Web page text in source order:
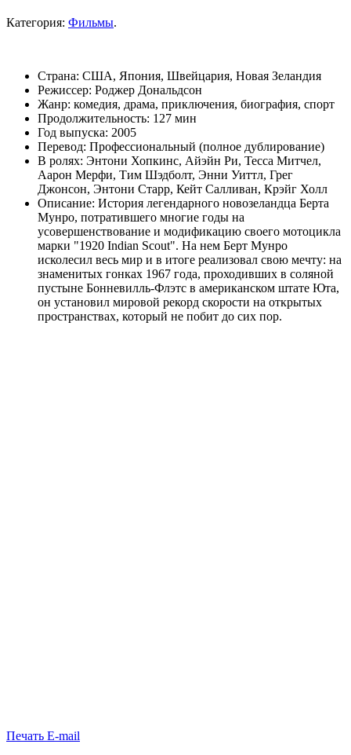
Категория: Фильмы.
Страна: США, Япония, Швейцария, Новая Зеландия
Режиссер: Роджер Дональдсон
Жанр: комедия, драма, приключения, биография, спорт
Продолжительность: 127 мин
Год выпуска: 2005
Перевод: Профессиональный (полное дублирование)
В ролях: Энтони Хопкинс, Айэйн Ри, Тесса Митчел,
Аарон Мерфи, Тим Шэдболт, Энни Уиттл, Грег
Джонсон, Энтони Старр, Кейт Салливан, Крэйг Холл
Описание: История легендарного новозеландца Берта
Мунро, потратившего многие годы на
усовершенствование и модификацию своего мотоцикла
марки "1920 Indian Scout". На нем Берт Мунро
исколесил весь мир и в итоге реализовал свою мечту: на
знаменитых гонках 1967 года, проходивших в соляной
пустыне Бонневилль-Флэтс в американском штате Юта,
он установил мировой рекорд скорости на открытых
пространствах, который не побит до сих пор.
Печать E-mail